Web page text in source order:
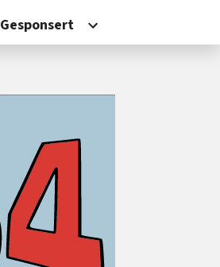
Gesponsert